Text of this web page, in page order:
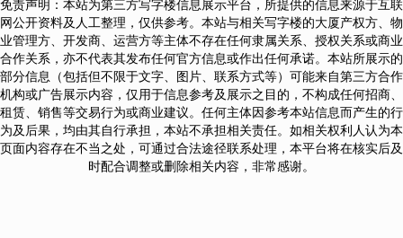
免责声明：本站为第三方写字楼信息展示平台，所提供的信息来源于互联
网公开资料及人工整理，仅供参考。本站与相关写字楼的大厦产权方、物
业管理方、开发商、运营方等主体不存在任何隶属关系、授权关系或商业
合作关系，亦不代表其发布任何官方信息或作出任何承诺。本站所展示的
部分信息（包括但不限于文字、图片、联系方式等）可能来自第三方合作
机构或广告展示内容，仅用于信息参考及展示之目的，不构成任何招商、
租赁、销售等交易行为或商业建议。任何主体因参考本站信息而产生的行
为及后果，均由其自行承担，本站不承担相关责任。如相关权利人认为本
页面内容存在不当之处，可通过合法途径联系处理，本平台将在核实后及
时配合调整或删除相关内容，非常感谢。